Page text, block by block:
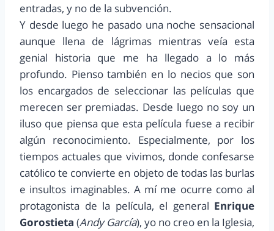
entradas, y no de la subvención.
Y desde luego he pasado una noche sensacional
aunque llena de lágrimas mientras veía esta
genial historia que me ha llegado a lo más
profundo. Pienso también en lo necios que son
los encargados de seleccionar las películas que
merecen ser premiadas. Desde luego no soy un
iluso que piensa que esta película fuese a recibir
algún reconocimiento. Especialmente, por los
tiempos actuales que vivimos, donde confesarse
católico te convierte en objeto de todas las burlas
e insultos imaginables. A mí me ocurre como al
protagonista de la película, el general Enrique
Gorostieta (Andy García), yo no creo en la Iglesia,